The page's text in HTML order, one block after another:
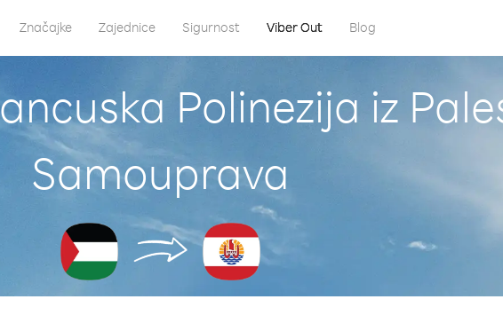
Značajke Zajednice Sigurnost Viber Out Blog
Polinezija iz
Samouprava